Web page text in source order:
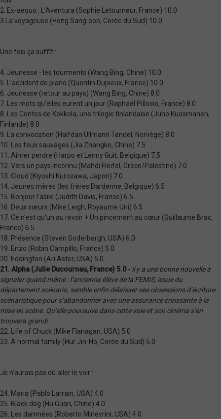
2. Ex-aequo : L’Aventura (Sophie Letourneur, France) 10.0
3.La voyageuse (Hong Sang-soo, Corée du Sud) 10.0
Une fois ça suffît :
4. Jeunesse - les tourments (Wang Bing, Chine) 10.0
5. L’accident de piano (Quentin Dupieux, France) 10.0
6. Jeunesse (retour au pays) (Wang Bing, Chine) 8.0
7. Les mots qu’elles eurent un jour (Raphaël Pillosio, France) 8.0
8. Les Contes de Kokkola, une trilogie finlandaise (Juho Kuosmanen,
Finlande) 8.0
9. La convocation (Halfdan Ullmann Tøndel, Norvège) 8.0
10. Les feux sauvages (Jia Zhangke, Chine) 7.5
11. Aimer perdre (Harpo et Lenny Guit, Belgique) 7.5
12. Vers un pays inconnu (Mahdi Fleifel, Grèce/Palestine) 7.0
13. Cloud (Kiyoshi Kurosawa, Japon) 7.0
14. Jeunes mères (les frères Dardenne, Belgique) 6.5
15. Bonjour l’asile (Judith Davis, France) 6.5
16. Deux sœurs (Mike Leigh, Royaume Uni) 6.5
17. Ce n'est qu'un au revoir + Un pincement au cœur (Guillaume Brac,
France) 6.5
18. Présence (Steven Soderbergh, USA) 6.0
19. Enzo (Robin Campillo, France) 5.0
20. Eddington (Ari Aster, USA) 5.0
21. Alpha (Julie Ducournau, France) 5.0 - il y a une bonne nouvelle à
signaler quand même : l’ancienne élève de la FEMIS, issue du
département scénario, semble enfin délaisser ses obsessions d’écriture
scénaristique pour s’abandonner avec une assurance croissante à la
mise en scène. Qu’elle poursuive dans cette voie et son cinéma s’en
trouvera grandi.
22. Life of Chuck (Mike Flanagan, USA) 5.0
23. A normal family (Hur Jin-Ho, Corée du Sud) 5.0
Je n’aurais pas dû aller le voir :
24. Maria (Pablo Larrain, USA) 4.0
25. Black dog (Hu Guan, Chine) 4.0
26. Les damnées (Roberto Minevrini, USA) 4.0